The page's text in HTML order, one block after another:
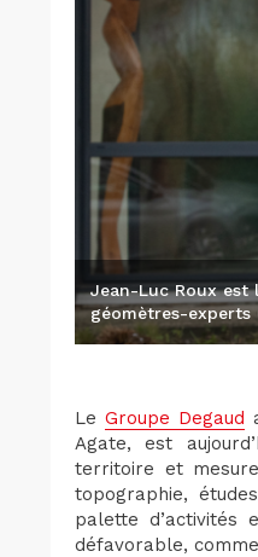
Jean-Luc Roux est
géomètres-experts
LeGroupe Degaud
Agate, est
territoire et
topographie,
palette d’activités
défavorable,